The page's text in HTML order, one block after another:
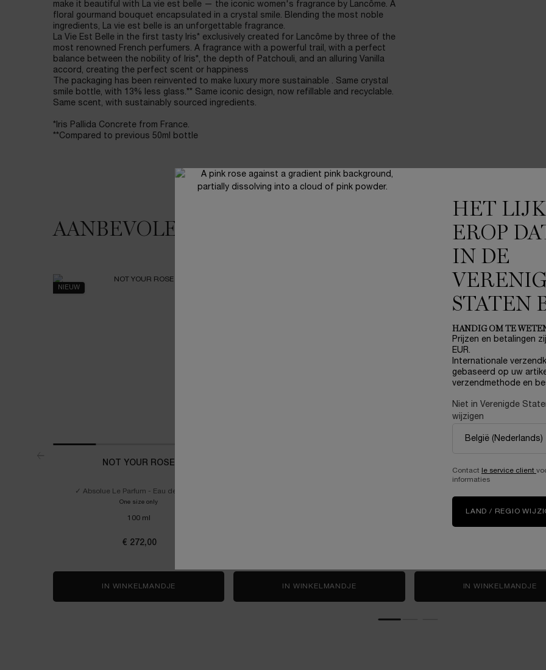
make it beautiful with La vie est belle — the iconic women's fragrance by Lancôme. A
floral gourmand bouquet encapsulated in a crystal smile. Blending the most noble
ingredients, La vie est belle is an unforgettable fragrance.
La Vie Est Belle in the first tasty Iris* exclusively created for Lancôme by three of the
most renowned French perfumers. A fragrance with a powerful trail, with a perfect
balance between the nobility of Iris*, the depth of Patchouli, and an alluring Vanilla
accord, creating the perfect scent or happiness
The packaging has been reinvented to make luxury more sustainable . Same crystal
smile bottle, with 13% less glass.** Same iconic design, now refillable and recyclable.
Same scent, with sustainably sourced ingredients.
*Iris Pallida Concrete from France.
**Compared to previous 50ml bottle
JE HOUDT MISSCHIEN VANAANBEVOLEN VOOR JOU
NIEUW
NOT YOUR ROSE
✓ Absolue Le Parfum - Eau de Parfum
One size only
100 ml
€ 272,00
IN WINKELMANDJE IN WINKELMANDJE ABSOLUE ROSE 80 ESSENCE-IN-LOTION
CREAM
4.3 (137)
IN WINKELMANDJE
HET
EROP
IN DE
STATEN
HANDIG OM TE
Prijzen en betalingen
EUR.
Internationale
gebaseerd op uw
verzendmethode en
Niet in Verenigde
wijzigen
Contact le service client
informaties
LAND / REGIO